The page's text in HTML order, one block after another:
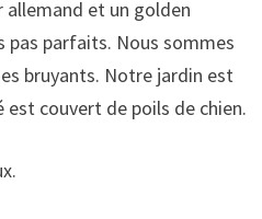
et un golden
pas parfaits. Nous sommes
bruyants. Notre jardin est
est couvert de poils de chien.